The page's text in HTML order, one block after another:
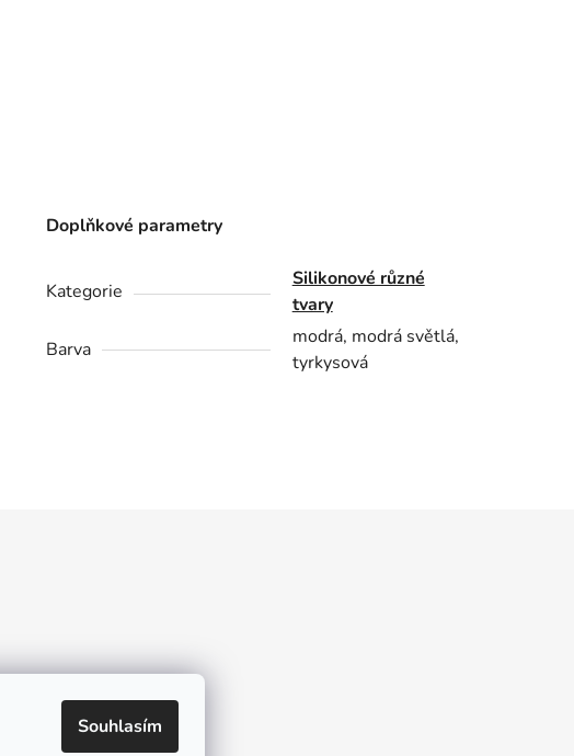
Souhlasím
Doplňkové parametry
Kategorie
Silikonové různé
tvary
Barva
modrá, modrá světlá,
tyrkysová